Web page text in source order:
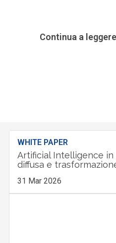
Continua a
WHITE PAPER
Artificial Intelligence in
diffusa e
31 Mar 2026